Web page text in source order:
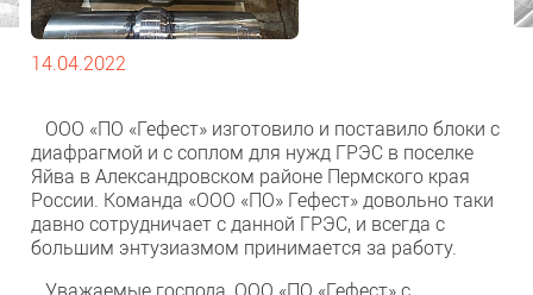
14.04.2022
ООО «ПО «Гефест» изготовило и поставило блоки с
диафрагмой и с соплом для нужд ГРЭС в поселке
Яйва в Александровском районе Пермского края
России. Команда «ООО «ПО» Гефест» довольно таки
давно сотрудничает с данной ГРЭС, и всегда с
большим энтузиазмом принимается за работу.
Уважаемые господа, ООО «ПО «Гефест» с